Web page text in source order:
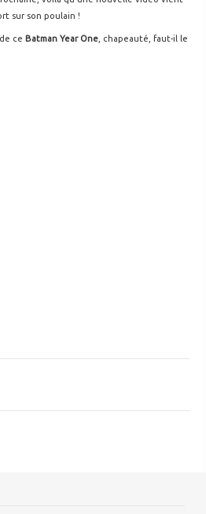
sur son poulain !
ce Batman Year One , chapeauté, faut-il le